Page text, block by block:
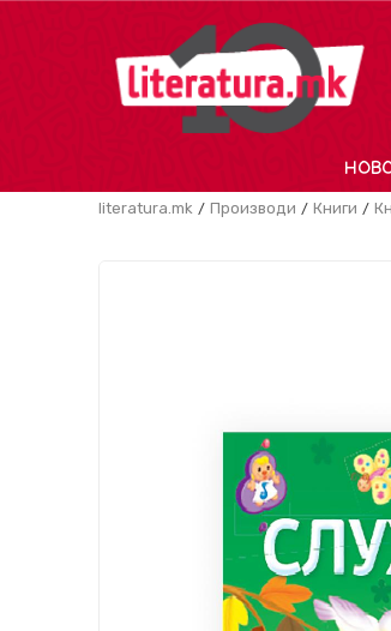
literatura.mk Производи Книги